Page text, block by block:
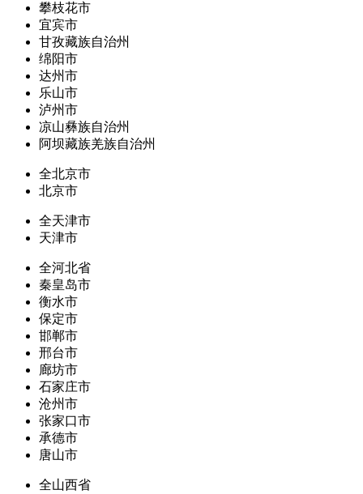
攀枝花市
宜宾市
甘孜藏族自治州
绵阳市
达州市
乐山市
泸州市
凉山彝族自治州
阿坝藏族羌族自治州
全北京市
北京市
全天津市
天津市
全河北省
秦皇岛市
衡水市
保定市
邯郸市
邢台市
廊坊市
石家庄市
沧州市
张家口市
承德市
唐山市
全山西省